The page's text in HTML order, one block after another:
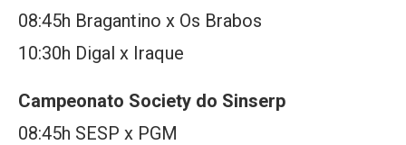
08:45h Bragantino x Os Brabos
10:30h Digal x Iraque
Campeonato Society do Sinserp
08:45h SESP x PGM